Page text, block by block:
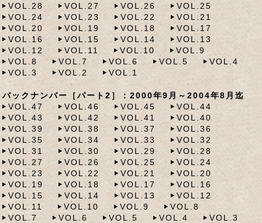
VOL.28
VOL.27 VOL.26
VOL.25
VOL.24
VOL.23 VOL.22
VOL.21
VOL.20
VOL.19 VOL.18
VOL.17
VOL.16
VOL.15 VOL.14
VOL.13
VOL.12
VOL.11 VOL.10
VOL.9
VOL.8
VOL.7 VOL.6 VOL.5
VOL.4
VOL.3
VOL.2 VOL.1
バックナンバー［パート2］：2000年9月～2004年8月迄
VOL.47
VOL.46 VOL.45
VOL.44
VOL.43
VOL.42 VOL.41
VOL.40
VOL.39
VOL.38 VOL.37
VOL.36
VOL.35
VOL.34 VOL.33
VOL.32
VOL.31
VOL.30 VOL.29
VOL.28
VOL.27
VOL.26 VOL.25
VOL.24
VOL.23
VOL.22 VOL.21
VOL.20
VOL.19
VOL.18 VOL.17
VOL.16
VOL.15
VOL.14 VOL.13
VOL.12
VOL.11
VOL.10 VOL.9
VOL.8
VOL.7
VOL.6 VOL.5 VOL.4
VOL.3